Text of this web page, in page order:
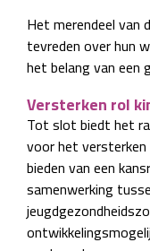
Het merendeel van
tevreden over hun
het belang van een
Versterken rol
Tot slot biedt het
voor het versterken
bieden van een
samenwerking